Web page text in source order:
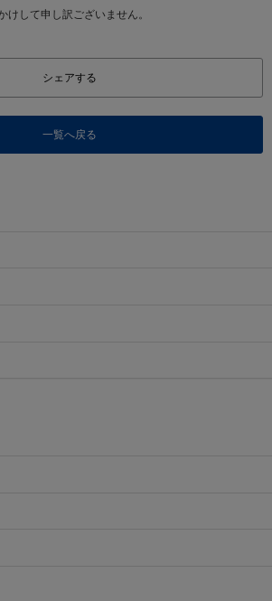
して申し訳ございません。
シェアする
一覧へ戻る